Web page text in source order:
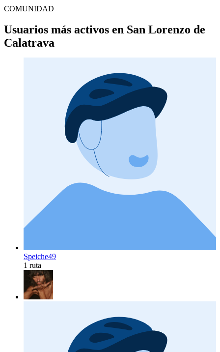
COMUNIDAD
Usuarios más activos en San Lorenzo de
Calatrava
Speiche49
1 ruta